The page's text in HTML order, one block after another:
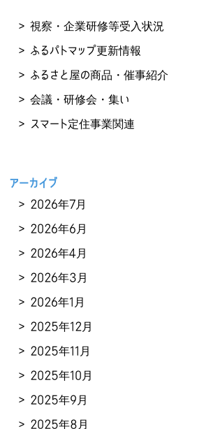
視察・企業研修等受入状況
ふるパトマップ更新情報
ふるさと屋の商品・催事紹介
会議・研修会・集い
スマート定住事業関連
アーカイブ
2026年7月
2026年6月
2026年4月
2026年3月
2026年1月
2025年12月
2025年11月
2025年10月
2025年9月
2025年8月